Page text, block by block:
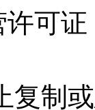
许可
复制